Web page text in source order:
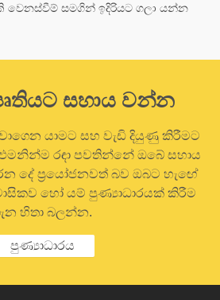
සමගින් ඉදිරියට ගලා යන්න
සහාය වන්න
යාමට සහ වැඩි දියුණු කිරීමට
රඳා පවතින්නේ ඔබේ සහාය
දේ ප්‍රයෝජනවත් බව ඔබට හැඟේ
හෝ යම් පුණ්‍යාධාරයක් කිරීම
හිතා බලන්න.
පුණ්‍යාධාරය